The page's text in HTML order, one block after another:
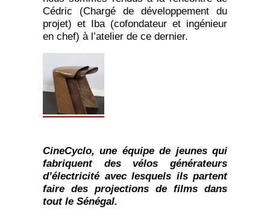
Cédric (Chargé de développement du
projet) et Iba (cofondateur et ingénieur
en chef) à l’atelier de ce dernier.
CineCyclo, une équipe de jeunes qui
fabriquent des vélos générateurs
d’électricité avec lesquels ils partent
faire des projections de films dans
tout le Sénégal.